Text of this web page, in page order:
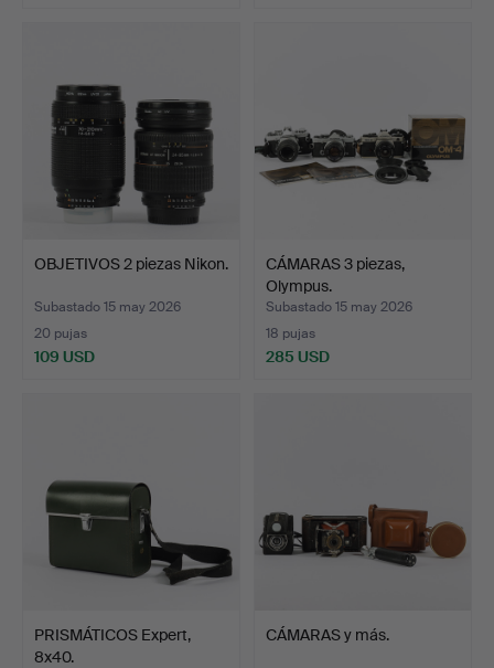
OBJETIVOS 2 piezas Nikon.
Subastado 15 may 2026
20 pujas
109 USD
CÁMARAS 3 piezas,
Olympus.
Subastado 15 may 2026
18 pujas
285 USD
PRISMÁTICOS Expert,
8x40.
CÁMARAS y más.